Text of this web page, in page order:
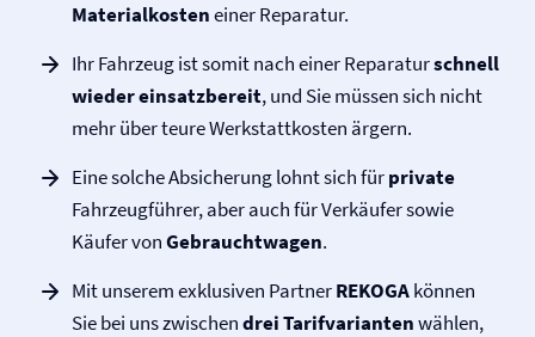
Materialkosteneiner Reparatur.
Ihr Fahrzeug ist somit nach einer Reparaturschnell
wieder einsatzbereit, und Sie müssen sich nicht
mehr über teure Werkstattkosten ärgern.
Eine solche Absicherung lohnt sich fürprivate
Fahrzeugführer, aber auch für Verkäufer sowie
Käufer vonGebrauchtwagen.
Mit unserem exklusiven PartnerREKOGAkönnen
Sie bei uns zwischendrei Tarifvariantenwählen,